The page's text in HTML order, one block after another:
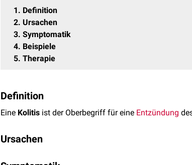
1
Definition
2 Ursachen
3 Symptomatik
4 Beispiele
5 Therapie
Definition
Eine Kolitis ist der Oberbegriff für eine Entzündung
Ursachen